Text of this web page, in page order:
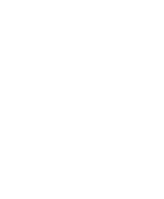
vi afholder næste kursus